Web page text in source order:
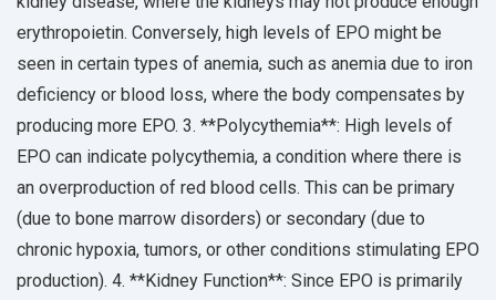
erythropoietin. Conversely, high levels of EPO might be
seen in certain types of anemia, such as anemia due to iron
deficiency or blood loss, where the body compensates by
producing more EPO. 3. **Polycythemia**: High levels of
EPO can indicate polycythemia, a condition where there is
an overproduction of red blood cells. This can be primary
(due to bone marrow disorders) or secondary (due to
chronic hypoxia, tumors, or other conditions stimulating EPO
production). 4. **Kidney Function**: Since EPO is primarily